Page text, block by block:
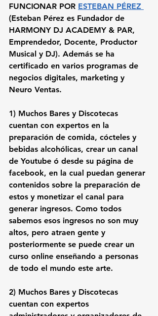
FUNCIONAR POR ESTEBAN PÉREZ
(Esteban Pérez es Fundador de
HARMONY DJ ACADEMY & PAR,
Emprendedor, Docente, Productor
Musical y DJ). Además se ha
certificado en varios programas de
negocios digitales, marketing y
Neuro Ventas.
1) Muchos Bares y Discotecas
cuentan con expertos en la
preparación de comida, cócteles y
bebidas alcohólicas, crear un canal
de Youtube ó desde su página de
facebook, en la cual puedan generar
contenidos sobre la preparación de
estos y monetizar el canal para
generar ingresos. Como todos
sabemos esos ingresos no son muy
altos, pero atraen gente y
posteriormente se puede crear un
curso online enseñando a personas
de todo el mundo este arte.
2) Muchos Bares y Discotecas
cuentan con expertos